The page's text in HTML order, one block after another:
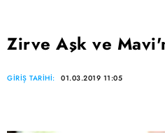
Zirve Aşk ve
GİRİŞ TARİHİ: 01.03.2019 11:05